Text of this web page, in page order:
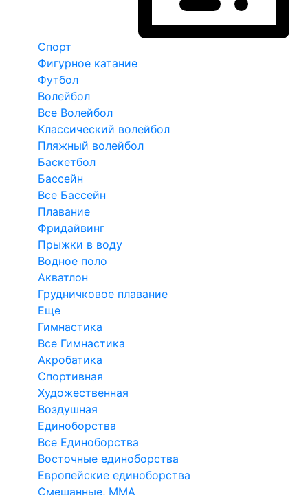
Спорт
Фигурное катание
Футбол
Волейбол
Все Волейбол
Классический волейбол
Пляжный волейбол
Баскетбол
Бассейн
Все Бассейн
Плавание
Фридайвинг
Прыжки в воду
Водное поло
Акватлон
Грудничковое плавание
Еще
Гимнастика
Все Гимнастика
Акробатика
Спортивная
Художественная
Воздушная
Единоборства
Все Единоборства
Восточные единоборства
Европейские единоборства
Смешанные, ММА